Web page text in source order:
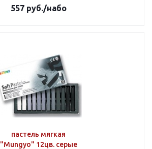
557руб./набо
пастель мягкая
"Mungyo" 12цв. серые